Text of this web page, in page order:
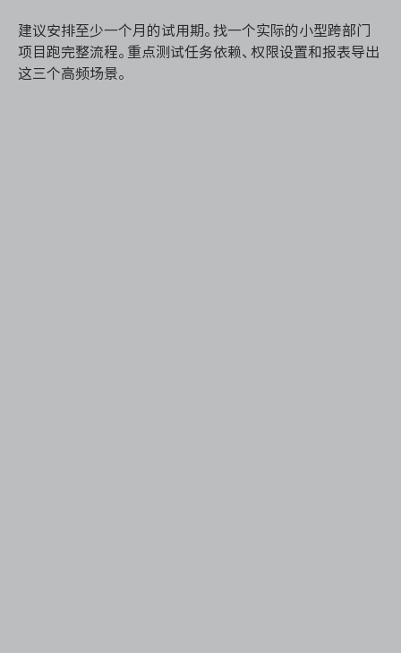
建议安排至少一个月的试用期。找一个实际的小型跨部门
项目跑完整流程。重点测试任务依赖、权限设置和报表导出
这三个高频场景。